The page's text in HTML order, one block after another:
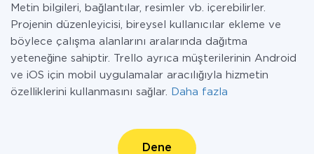
Metin bilgileri, bağlantılar, resimler vb. içerebilirler.
Projenin düzenleyicisi, bireysel kullanıcılar ekleme ve
böylece çalışma alanlarını aralarında dağıtma
yeteneğine sahiptir. Trello ayrıca müşterilerinin Android
ve iOS için mobil uygulamalar aracılığıyla hizmetin
özelliklerini kullanmasını sağlar.
Daha fazla
Dene